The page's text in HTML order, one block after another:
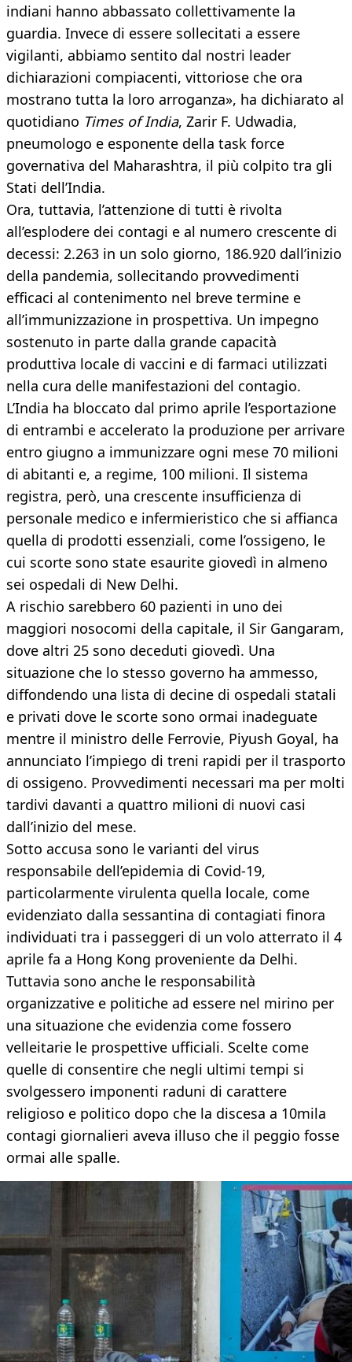
indiani hanno abbassato collettivamente la
guardia. Invece di essere sollecitati a essere
vigilanti, abbiamo sentito dal nostri leader
dichiarazioni compiacenti, vittoriose che ora
mostrano tutta la loro arroganza», ha dichiarato al
quotidiano Times of India, Zarir F. Udwadia,
pneumologo e esponente della task force
governativa del Maharashtra, il più colpito tra gli
Stati dell’India.
Ora, tuttavia, l’attenzione di tutti è rivolta
all’esplodere dei contagi e al numero crescente di
decessi: 2.263 in un solo giorno, 186.920 dall’inizio
della pandemia, sollecitando provvedimenti
efficaci al contenimento nel breve termine e
all’immunizzazione in prospettiva. Un impegno
sostenuto in parte dalla grande capacità
produttiva locale di vaccini e di farmaci utilizzati
nella cura delle manifestazioni del contagio.
L’India ha bloccato dal primo aprile l’esportazione
di entrambi e accelerato la produzione per arrivare
entro giugno a immunizzare ogni mese 70 milioni
di abitanti e, a regime, 100 milioni. Il sistema
registra, però, una crescente insufficienza di
personale medico e infermieristico che si affianca
quella di prodotti essenziali, come l’ossigeno, le
cui scorte sono state esaurite giovedì in almeno
sei ospedali di New Delhi.
A rischio sarebbero 60 pazienti in uno dei
maggiori nosocomi della capitale, il Sir Gangaram,
dove altri 25 sono deceduti giovedì. Una
situazione che lo stesso governo ha ammesso,
diffondendo una lista di decine di ospedali statali
e privati dove le scorte sono ormai inadeguate
mentre il ministro delle Ferrovie, Piyush Goyal, ha
annunciato l’impiego di treni rapidi per il trasporto
di ossigeno. Provvedimenti necessari ma per molti
tardivi davanti a quattro milioni di nuovi casi
dall’inizio del mese.
Sotto accusa sono le varianti del virus
responsabile dell’epidemia di Covid-19,
particolarmente virulenta quella locale, come
evidenziato dalla sessantina di contagiati finora
individuati tra i passeggeri di un volo atterrato il 4
aprile fa a Hong Kong proveniente da Delhi.
Tuttavia sono anche le responsabilità
organizzative e politiche ad essere nel mirino per
una situazione che evidenzia come fossero
velleitarie le prospettive ufficiali. Scelte come
quelle di consentire che negli ultimi tempi si
svolgessero imponenti raduni di carattere
religioso e politico dopo che la discesa a 10mila
contagi giornalieri aveva illuso che il peggio fosse
ormai alle spalle.